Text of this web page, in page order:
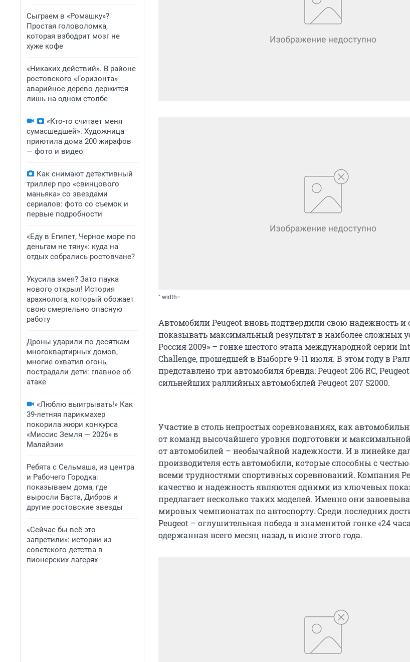
Сыграем в «Ромашку»?
Простая головоломка,
которая взбодрит мозг не
хуже кофе
«Никаких действий». В районе
ростовского «Горизонта»
аварийное дерево держится
лишь на одном столбе
«Кто-то считает меня
сумасшедшей». Художница
приютила дома 200 жирафов
— фото и видео
Как снимают детективный
триллер про «свинцового
маньяка» со звездами
сериалов: фото со съемок и
первые подробности
«Еду в Египет, Черное море по
деньгам не тяну»: куда на
отдых собрались ростовчане?
Укусила змея? Зато паука
нового открыл! История
арахнолога, который обожает
свою смертельно опасную
работу
Дроны ударили по десяткам
многоквартирных домов,
многие охватил огонь,
пострадали дети: главное об
атаке
«Люблю выигрывать!» Как
39-летняя парикмахер
покорила жюри конкурса
«Миссис Земля — 2026» в
Малайзии
Ребята с Сельмаша, из центра
и Рабочего Городка:
показываем дома, где
выросли Баста, Дибров и
другие ростовские звезды
«Сейчас бы всё это
запретили»: истории из
советского детства в
пионерских лагерях
" width=
Автомобили Peugeot вновь подтвердили свою надежность и
показывать максимальный результат в наиболее сложных
Россия 2009» – гонке шестого этапа международной серии
Challenge, прошедшей в Выборге 9-11 июля. В этом году в
представлено три автомобиля бренда: Peugeot 206 RC,
сильнейших раллийных автомобилей Peugeot 207 S2000.
Участие в столь непростых соревнованиях, как
от команд высочайшего уровня подготовки и
от автомобилей – необычайной надежности. И в линейке
производителя есть автомобили, которые способны с
всеми трудностями спортивных соревнований. Компания
качество и надежность являются одними из ключевых
предлагает несколько таких моделей. Именно они
мировых чемпионатах по автоспорту. Среди последних
Peugeot – оглушительная победа в знаменитой гонке «24
одержанная всего месяц назад, в июне этого года.